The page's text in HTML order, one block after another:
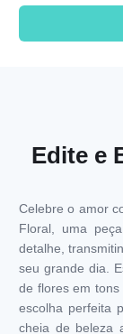
Edite e
Celebre o amor
Floral, uma
detalhe,
seu grande dia.
de flores em
escolha perfeita
cheia de beleza